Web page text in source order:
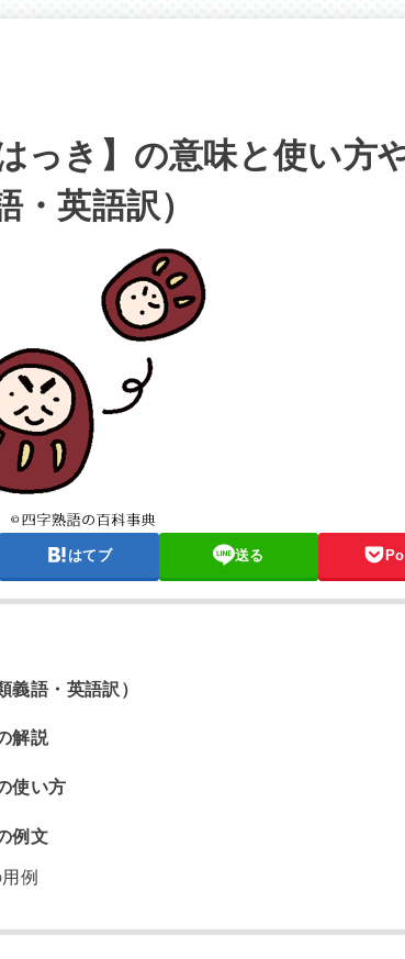
っき】の意味と使い方
英語訳）
はてブ 送る
義語・英語訳）
解説
使い方
例文
例